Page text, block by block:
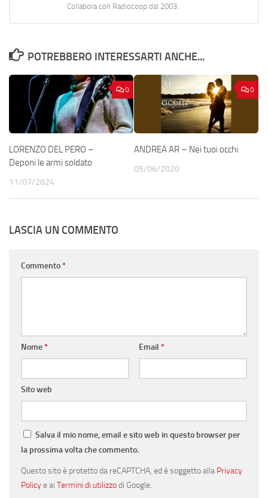
Collabora con Radiocoop dal 2003.
POTREBBERO INTERESSARTI ANCHE...
0
LORENZO DEL PERO –
Deponi le armi soldato
11/07/2024
0
ANDREA AR – Nei tuoi occhi
05/06/2020
LASCIA UN COMMENTO
Commento*
Nome* Email *
Sito web
Salva il mio nome, email e sito web in questo browser per
la prossima volta che commento.
Questo sito è protetto da reCAPTCHA, ed è soggetto alla Privacy
Policye ai Termini di utilizzodi Google.